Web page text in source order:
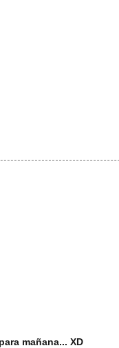
mañana... XD